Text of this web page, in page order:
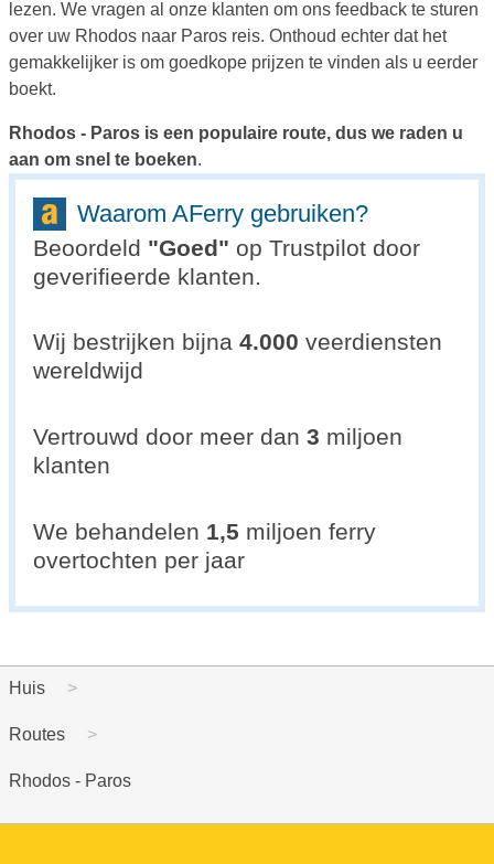
lezen. We vragen al onze klanten om ons feedback te sturen
over uw Rhodos naar Paros reis. Onthoud echter dat het
gemakkelijker is om goedkope prijzen te vinden als u eerder
boekt.
Rhodos - Paros is een populaire route, dus we raden u
aan om snel te boeken.
Waarom AFerry gebruiken?
Beoordeld "Goed" op Trustpilot door
geverifieerde klanten.
Wij bestrijken bijna 4.000 veerdiensten
wereldwijd
Vertrouwd door meer dan 3 miljoen
klanten
We behandelen 1,5 miljoen ferry
overtochten per jaar
Huis
Routes
Rhodos - Paros